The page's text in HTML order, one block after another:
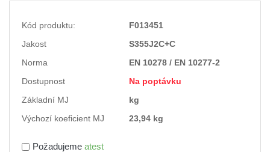
Kód produktu:
F013451
Jakost
S355J2C+C
Norma
EN 10278 / EN 10277-2
Dostupnost
Na poptávku
Základní MJ
kg
Výchozí koeficient MJ
23,94 kg
Požadujeme atest